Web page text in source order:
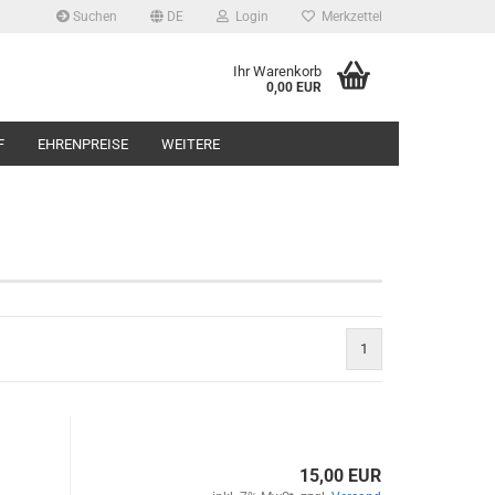
Suchen DE Login Merkzettel
Ihr Warenkorb
0,00 EUR
EHRENPREISE WEITERE
1
15,00 EUR